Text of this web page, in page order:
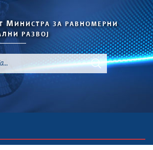
М ИНИСТРА ЗА РАВНОМЕРНИ
РАЗВОЈ